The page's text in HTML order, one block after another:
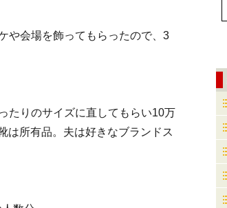
や会場を飾ってもらったので、3
たりのサイズに直してもらい10万
は所有品。夫は好きなブランドス